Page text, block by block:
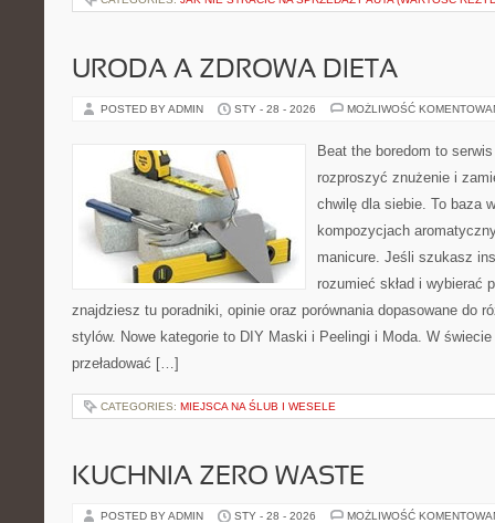
URODA A ZDROWA DIETA
POSTED BY ADMIN STY - 28 - 2026 MOŻLIWOŚĆ
Beat the boredom to
rozproszyć znużenie i
chwilę dla siebie. To baza
kompozycjach
manicure. Jeśli szukasz
rozumieć skład i wybierać
znajdziesz tu poradniki, opinie oraz porównania dopasowane do
stylów. Nowe kategorie to DIY Maski i Peelingi i Moda. W świecie
przeładować […]
CATEGORIES: MIEJSCA NA ŚLUB I WESELE
KUCHNIA ZERO WASTE
POSTED BY ADMIN STY - 28 - 2026 MOŻLIWOŚĆ